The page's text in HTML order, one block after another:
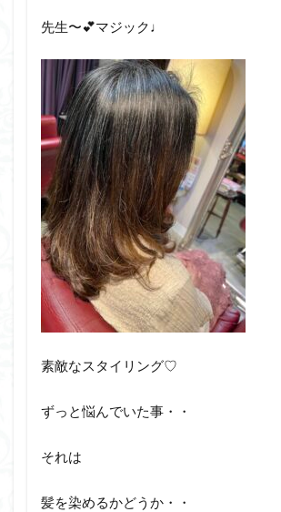
先生〜💕マジック♩
素敵なスタイリング♡
ずっと悩んでいた事・・
それは
髪を染めるかどうか・・